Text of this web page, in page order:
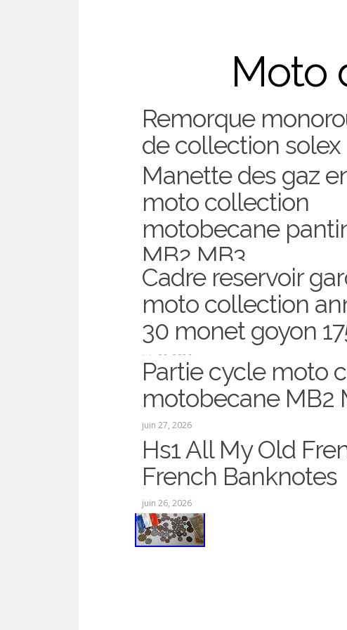
Moto
Month:Juin 2026
Remorque
de collection solex
mobylette
juin 30, 2026
Manette des gaz
moto collection
motobecane
MB2 MB3
juin 29, 2026
Cadre reservoir
moto collection
30 monet goyon
juin 28, 2026
Partie cycle moto
motobecane MB2
juin 27, 2026
Hs1 All My Old
French Banknotes
juin 26, 2026